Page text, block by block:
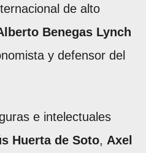
de alto
Benegas Lynch
y defensor del
e intelectuales
Huerta de Soto, Axel